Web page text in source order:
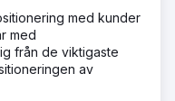
med kunder
med
från de viktigaste
av